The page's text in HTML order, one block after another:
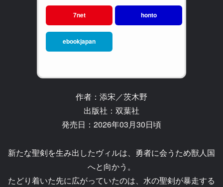
7net honto
ebookjapan
作者：添宋／茨木野
出版社：双葉社
発売日：2026年03月30日頃
新たな聖剣を生み出したヴィルは、勇者に会うため獣人国
へと向かう。
たどり着いた先に広がっていたのは、水の聖剣が暴走する